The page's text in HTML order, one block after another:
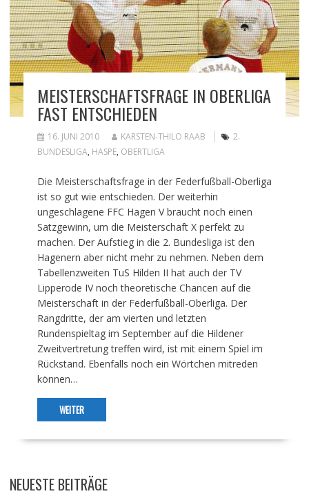
MEISTERSCHAFTSFRAGE IN OBERLIGA
FAST ENTSCHIEDEN
16. JUNI 2010 KARSTEN-THILO RAAB
2.
BUNDESLIGA, HASPE, OBERTLIGA
Die Meisterschaftsfrage in der Federfußball-Oberliga
ist so gut wie entschieden. Der weiterhin
ungeschlagene FFC Hagen V braucht noch einen
Satzgewinn, um die Meisterschaft X perfekt zu
machen. Der Aufstieg in die 2. Bundesliga ist den
Hagenern aber nicht mehr zu nehmen. Neben dem
Tabellenzweiten TuS Hilden II hat auch der TV
Lipperode IV noch theoretische Chancen auf die
Meisterschaft in der Federfußball-Oberliga. Der
Rangdritte, der am vierten und letzten
Rundenspieltag im September auf die Hildener
Zweitvertretung treffen wird, ist mit einem Spiel im
Rückstand. Ebenfalls noch ein Wörtchen mitreden
können…
WEITER
NEUESTE BEITRÄGE